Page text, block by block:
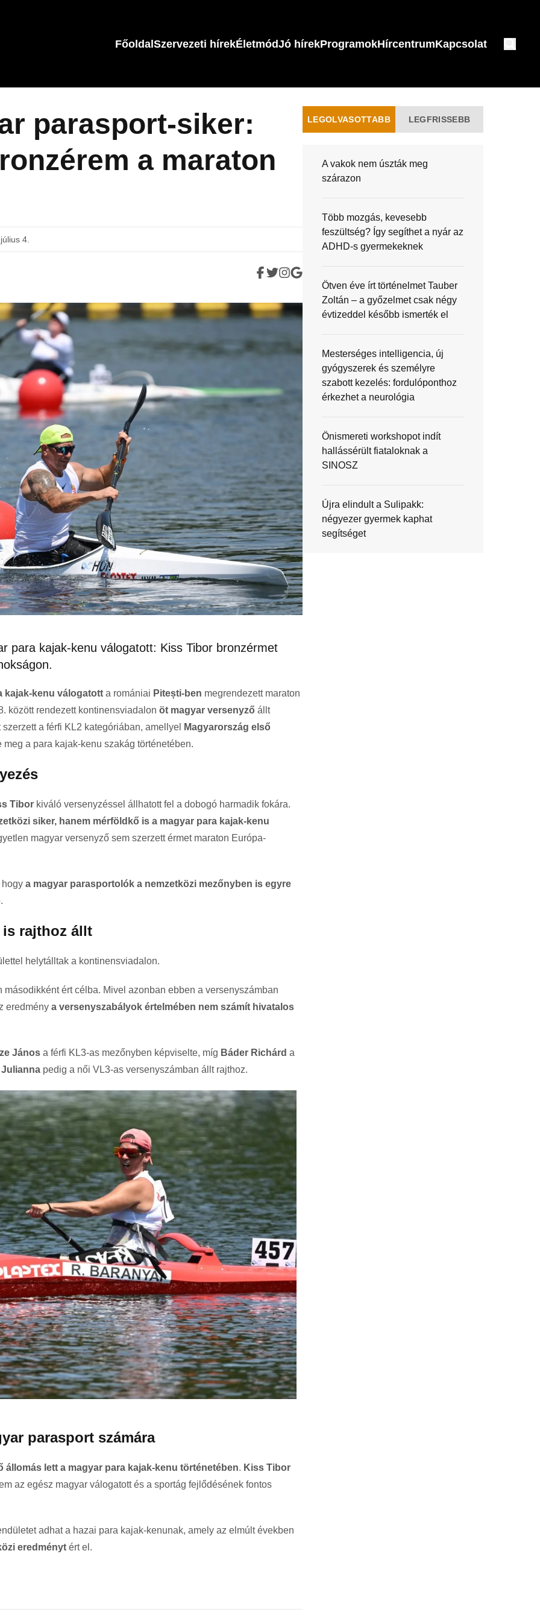
FőoldalSzervezeti hírekÉletmódJó hírekProgramokHírcentrumKapcsolat
parasport-siker:
a maraton
4.
para kajak-kenu válogatott: Kiss Tibor bronzérmet
kajak-kenu válogatott a romániai Pitești-ben megrendezett maraton
között rendezett kontinensviadalon öt magyar versenyző állt
szerzett a férfi KL2 kategóriában, amellyel
Magyarország első
meg a para kajak-kenu szakág történetében.
Tibor kiváló versenyzéssel állhatott fel a dobogó harmadik fokára.
siker, hanem mérföldkő is a magyar para kajak-kenu
magyar versenyző sem szerzett érmet maraton Európa-
hogy a magyar parasportolók a nemzetközi mezőnyben is egyre
.
is rajthoz állt
helytálltak a kontinensviadalon.
másodikként ért célba. Mivel azonban ebben a versenyszámban
eredmény a versenyszabályok értelmében nem számít hivatalos
János a férfi KL3-as mezőnyben képviselte, míg Báder Richárd a
Julianna pedig a női VL3-as versenyszámban állt rajthoz.
parasport számára
állomás lett a magyar para kajak-kenu történetében. Kiss Tibor
az egész magyar válogatott és a sportág fejlődésének fontos
adhat a hazai para kajak-kenunak, amely az elmúlt években
eredményt ért el.
LEGOLVASOTTABB LEGFRISSEBB
A vakok nem úszták meg
szárazon
Több mozgás, kevesebb
feszültség? Így segíthet a nyár az
ADHD-s gyermekeknek
Ötven éve írt történelmet Tauber
Zoltán – a győzelmet csak négy
évtizeddel később ismerték el
Mesterséges intelligencia, új
gyógyszerek és személyre
szabott kezelés: fordulóponthoz
érkezhet a neurológia
Önismereti workshopot indít
hallássérült fiataloknak a
SINOSZ
Újra elindult a Sulipakk:
négyezer gyermek kaphat
segítséget